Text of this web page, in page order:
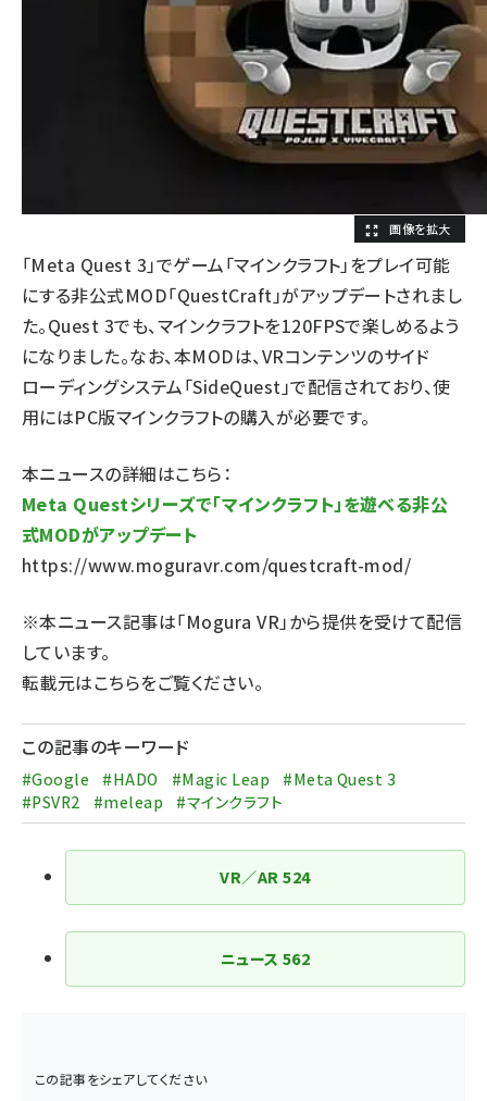
「Meta Quest 3」でゲーム「マインクラフト」をプレイ可能
にする非公式MOD「QuestCraft」がアップデートされまし
た。Quest 3でも、マインクラフトを120FPSで楽しめるよう
になりました。なお、本MODは、VRコンテンツのサイド
ローディングシステム「SideQuest」で配信されており、使
用にはPC版マインクラフトの購入が必要です。
本ニュースの詳細はこちら：
Meta Questシリーズで「マインクラフト」を遊べる非公
式MODがアップデート
https://www.moguravr.com/questcraft-mod/
※本ニュース記事は「Mogura VR」から提供を受けて配信
しています。
転載元はこちらをご覧ください。
この記事のキーワード
#Google #HADO #Magic Leap
#Meta Quest 3
#PSVR2
#meleap #マインクラフト
VR／AR524
ニュース 562
この記事をシェアしてください